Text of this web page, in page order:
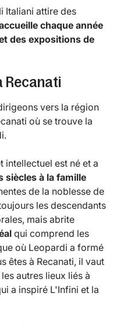
Italiani attire des
chaque année
des expositions de
Recanati
vers la région
où se trouve la
intellectuel est né et a
siècles à la famille
de la noblesse de
les descendants
mais abrite
qui comprend les
où Leopardi a formé
êtes à Recanati, il vaut
autres lieux liés à
a inspiré L'Infini et la